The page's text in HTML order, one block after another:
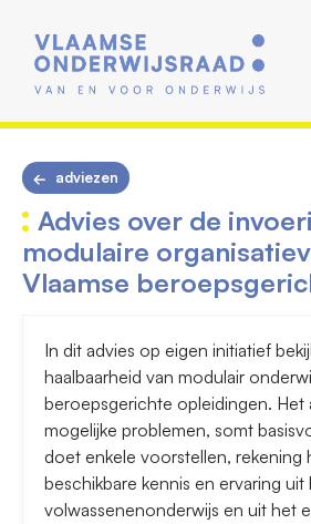
adviezen
Advies over de
modulaire
Vlaamse
In dit advies op eigen initiatief
haalbaarheid van modulair
beroepsgerichte opleidingen. Het
mogelijke problemen, somt
doet enkele voorstellen, rekening
beschikbare kennis en ervaring uit
volwassenenonderwijs en uit het